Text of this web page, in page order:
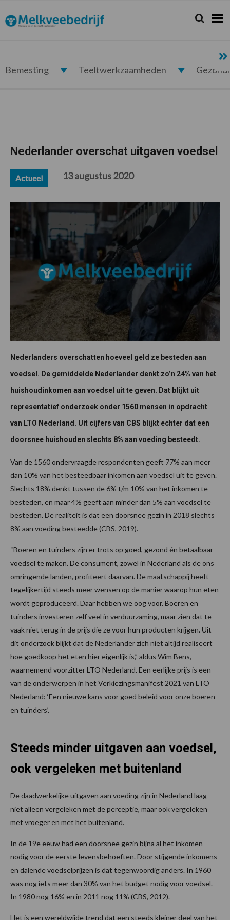
de
hoofdnavigatie
de
hoofd
de
eerste
de
voettekst
Melkveebedrijf.nl Zoeken...
Zoek
Bemesting Teeltwerkzaamheden
Nederlander overschat uitgaven voedsel
Actueel 13 augustus 2020
Nederlanders overschatten hoeveel geld ze besteden aan
voedsel. De gemiddelde Nederlander denkt zo’n 24% van het
huishoudinkomen aan voedsel uit te geven. Dat blijkt uit
representatief onderzoek onder 1560 mensen in opdracht
van LTO Nederland. Uit cijfers van CBS blijkt echter dat een
doorsnee huishouden slechts 8% aan voeding besteedt.
Van de 1560 ondervraagde respondenten geeft 77% aan meer
dan 10% van het besteedbaar inkomen aan voedsel uit te geven.
Slechts 18% denkt tussen de 6% t/m 10% van het inkomen te
besteden, en maar 4% geeft aan minder dan 5% aan voedsel te
besteden. De realiteit is dat een doorsnee gezin in 2018 slechts
8% aan voeding besteedde (CBS, 2019).
“Boeren en tuinders zijn er trots op goed, gezond én betaalbaar
voedsel te maken. De consument, zowel in Nederland als de ons
omringende landen, profiteert daarvan. De maatschappij heeft
tegelijkertijd steeds meer wensen op de manier waarop hun eten
wordt geproduceerd. Daar hebben we oog voor. Boeren en
tuinders investeren zelf veel in verduurzaming, maar zien dat te
vaak niet terug in de prijs die ze voor hun producten krijgen. Uit
dit onderzoek blijkt dat de Nederlander zich niet altijd realiseert
hoe goedkoop het eten hier eigenlijk is,” aldus Wim Bens,
waarnemend voorzitter LTO Nederland. Een eerlijke prijs is een
van de onderwerpen in het Verkiezingsmanifest 2021 van LTO
Nederland: ‘Een nieuwe kans voor goed beleid voor onze boeren
en tuinders’.
Steeds minder uitgaven aan voedsel,
ook vergeleken met buitenland
De daadwerkelijke uitgaven aan voeding zijn in Nederland laag –
niet alleen vergeleken met de perceptie, maar ook vergeleken
met vroeger en met het buitenland.
In de 19e eeuw had een doorsnee gezin bijna al het inkomen
nodig voor de eerste levensbehoeften. Door stijgende inkomens
en dalende voedselprijzen is dat tegenwoordig anders. In 1960
was nog iets meer dan 30% van het budget nodig voor voedsel.
In 1980 nog 16% en in 2011 nog 11% (CBS, 2012).
Het is een wereldwijde trend dat een steeds kleiner deel van het